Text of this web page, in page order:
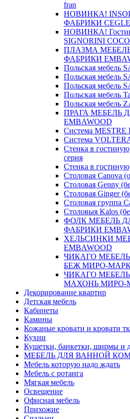
fran
НОВИНКА!
ФАБРИКИ
НОВИНКА!
SIGNORINI COCO
ПЛАЗМА
ФАБРИКИ
Польская мебель
Польская мебель
Польская мебель
Польская мебель
Польская мебель
ПРАГА МЕБЕЛЬ
EMBAWOOD
Система
Система
Стенка в
серия
Стенка в
Столовая Canova
Столовая Genny
Столовая Ginger
Столовая группа
Столовыя Kalos
ФОЛК МЕБЕЛЬ
ФАБРИКИ
ХЕЛЬСИНКИ
EMBAWOOD
ЧИКАГО
БЕЖ МИРО-
ЧИКАГО
МАХОНЬ МИРО-
Декорирование квартир
Детская мебель
Кабинеты
Камины
Кожаные кровати и кровати
Кухни
Кушетки, банкетки, ширмы и
МЕБЕЛЬ ДЛЯ ВАННОЙ
Мебель которую надо ждать
Мебель с ротанга
Мягкая мебель
Освещение
Офисная мебель
Прихожие